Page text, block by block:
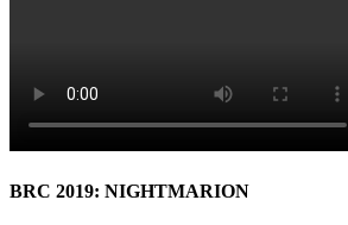
BRC 2019: NIGHTMARION